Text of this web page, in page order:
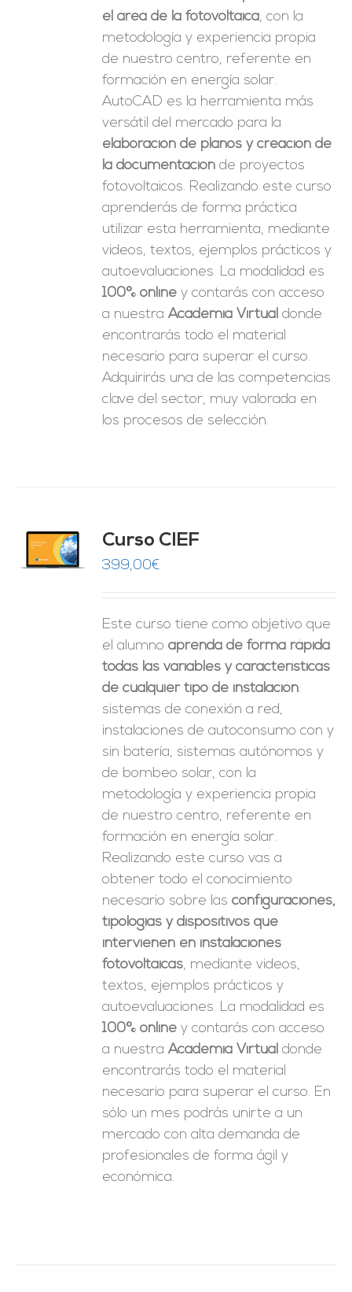
el área de la fotovoltaica, con la
metodología y experiencia propia
de nuestro centro, referente en
formación en energía solar.
AutoCAD es la herramienta más
versátil del mercado para la
elaboración de planos y creación de
la documentación de proyectos
fotovoltaicos. Realizando este curso
aprenderás de forma práctica
utilizar esta herramienta, mediante
videos, textos, ejemplos prácticos y
autoevaluaciones. La modalidad es
100% online y contarás con acceso
a nuestraAcademia Virtual donde
encontrarás todo el material
necesario para superar el curso.
Adquirirás una de las competencias
clave del sector, muy valorada en
los procesos de selección.
Curso CIEF
399,00€
Este curso tiene como objetivo que
el alumnoaprenda de forma rápida
todas las variables y características
de cualquier tipo de instalación:
sistemas de conexión a red,
instalaciones de autoconsumo con y
sin batería, sistemas autónomos y
de bombeo solar, con la
metodología y experiencia propia
de nuestro centro, referente en
formación en energía solar.
Realizando este curso vas a
obtener todo el conocimiento
necesario sobre lasconfiguraciones,
tipologías y dispositivos que
intervienen en instalaciones
fotovoltaicas, mediante videos,
textos, ejemplos prácticos y
autoevaluaciones. La modalidad es
100% online y contarás con acceso
a nuestraAcademia Virtual donde
encontrarás todo el material
necesario para superar el curso. En
sólo un mes podrás unirte a un
mercado con alta demanda de
profesionales de forma ágil y
económica.